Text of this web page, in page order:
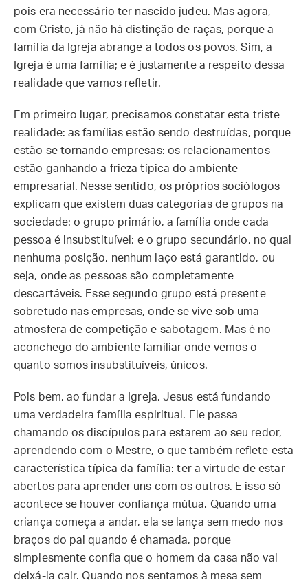
pois era necessário ter nascido judeu. Mas agora,
com Cristo, já não há distinção de raças, porque a
família da Igreja abrange a todos os povos. Sim, a
Igreja é uma família; e é justamente a respeito dessa
realidade que vamos refletir.
Em primeiro lugar, precisamos constatar esta triste
realidade: as famílias estão sendo destruídas, porque
estão se tornando empresas: os relacionamentos
estão ganhando a frieza típica do ambiente
empresarial. Nesse sentido, os próprios sociólogos
explicam que existem duas categorias de grupos na
sociedade: o grupo primário, a família onde cada
pessoa é insubstituível; e o grupo secundário, no qual
nenhuma posição, nenhum laço está garantido, ou
seja, onde as pessoas são completamente
descartáveis. Esse segundo grupo está presente
sobretudo nas empresas, onde se vive sob uma
atmosfera de competição e sabotagem. Mas é no
aconchego do ambiente familiar onde vemos o
quanto somos insubstituíveis, únicos.
Pois bem, ao fundar a Igreja, Jesus está fundando
uma verdadeira família espiritual. Ele passa
chamando os discípulos para estarem ao seu redor,
aprendendo com o Mestre, o que também reflete esta
característica típica da família: ter a virtude de estar
abertos para aprender uns com os outros. E isso só
acontece se houver confiança mútua. Quando uma
criança começa a andar, ela se lança sem medo nos
braços do pai quando é chamada, porque
simplesmente confia que o homem da casa não vai
deixá-la cair. Quando nos sentamos à mesa sem